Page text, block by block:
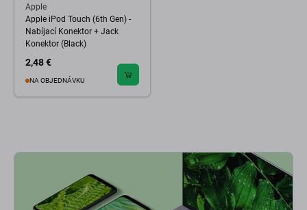
Apple
Apple iPod Touch (6th Gen) -
Nabíjací Konektor + Jack
Konektor (Black)
2,48 €
NA OBJEDNÁVKU